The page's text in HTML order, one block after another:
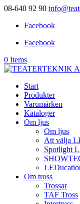
08-640 92 90
Facebook
Facebook
0 Items
Start
Produkter
Varumärken
Kataloger
Om ljus
Om ljus
Att välja
Spotlight
Om tross
Trossar
TAF Tross